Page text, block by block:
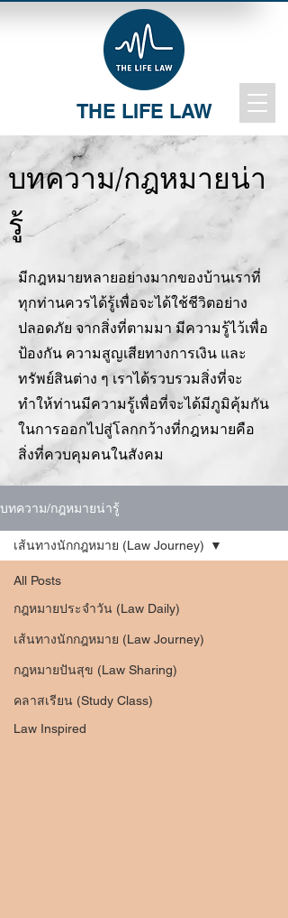
THE LIFE LAW
บทความ/กฎหมายน่า
รู้
มีกฎหมายหลายอย่างมากของบ้านเราที่
ทุกท่านควรได้รู้เพื่อจะได้ใช้ชีวิตอย่าง
ปลอดภัย จากสิ่งที่ตามมา มีความรู้ไว้เพื่อ
ป้องกัน ความสูญเสียทางการเงิน และ
ทรัพย์สินต่าง ๆ เราได้รวบรวมสิ่งที่จะ
ทำให้ท่านมีความรู้เพื่อที่จะได้มีภูมิคุ้มกัน
ในการออกไปสู่โลกกว้างที่กฎหมายคือ
สิ่งที่ควบคุมคนในสังคม
บทความ/กฎหมายน่ารู้
All Posts
กฎหมายประจำวัน (Law Daily)
เส้นทางนักกฎหมาย (Law Journey)
กฎหมายปันสุข (Law Sharing)
คลาสเรียน (Study Class)
Law Inspired
เส้นทางนักกฎหมาย (Law Journey)